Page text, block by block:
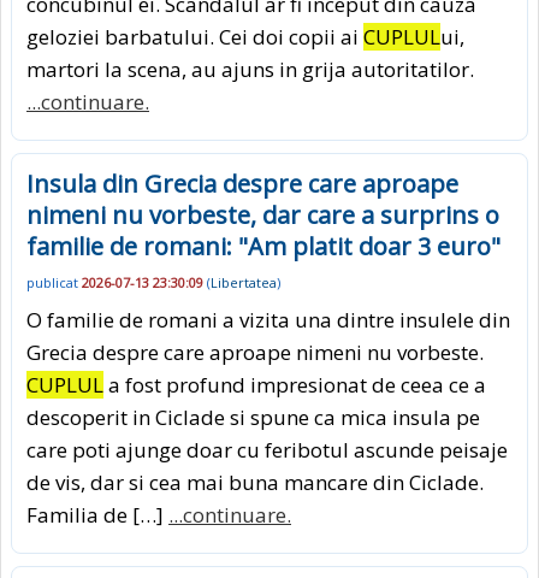
geloziei barbatului. Cei doi copii ai CUPLULui,
martori la scena, au ajuns in grija autoritatilor.
...continuare.
Insula din Grecia despre care aproape
nimeni nu vorbeste, dar care a surprins o
familie de romani: "Am platit doar 3 euro"
publicat 2026-07-13 23:30:09 (Libertatea)
O familie de romani a vizita una dintre insulele din
Grecia despre care aproape nimeni nu vorbeste.
CUPLULa fost profund impresionat de ceea ce a
descoperit in Ciclade si spune ca mica insula pe
care poti ajunge doar cu feribotul ascunde peisaje
de vis, dar si cea mai buna mancare din Ciclade.
Familia de […] ...continuare.